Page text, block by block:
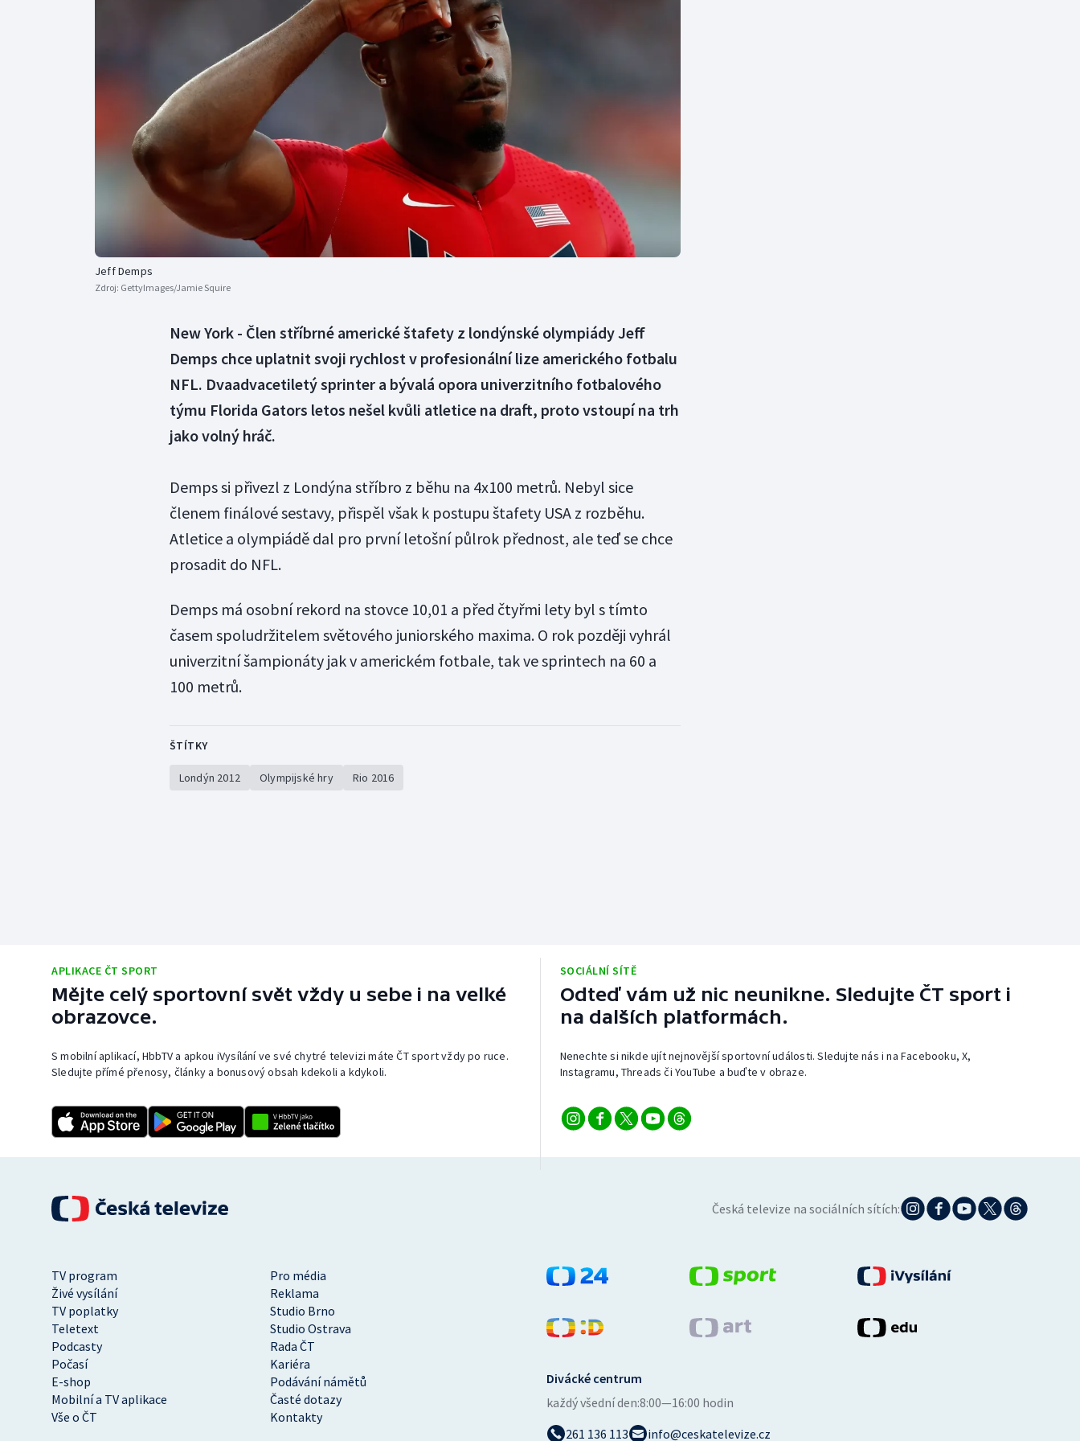
Dostihy
Florbal
Futsal
Gymnastika
Moderní pětiboj
Motorsport
Olympijské hry
Parasport
Plážový volejbal
Jeff Demps
Zdroj: GettyImages/Jamie Squire
New York - Člen stříbrné americké štafety z londýnské olympiády Jeff
Demps chce uplatnit svoji rychlost v profesionální lize amerického fotbalu
NFL. Dvaadvacetiletý sprinter a bývalá opora univerzitního fotbalového
týmu Florida Gators letos nešel kvůli atletice na draft, proto vstoupí na trh
jako volný hráč.
Demps si přivezl z Londýna stříbro z běhu na 4x100 metrů. Nebyl sice
členem finálové sestavy, přispěl však k postupu štafety USA z rozběhu.
Atletice a olympiádě dal pro první letošní půlrok přednost, ale teď se chce
prosadit do NFL.
Demps má osobní rekord na stovce 10,01 a před čtyřmi lety byl s tímto
časem spoludržitelem světového juniorského maxima. O rok později vyhrál
univerzitní šampionáty jak v americkém fotbale, tak ve sprintech na 60 a
100 metrů.
ŠTÍTKY
Londýn 2012 Olympijské hry Rio 2016
APLIKACE ČT SPORT
Mějte celý sportovní svět vždy u sebe i na velké
obrazovce.
S mobilní aplikací, HbbTV a apkou iVysílání ve své chytré televizi máte ČT sport vždy po ruce.
Sledujte přímé přenosy, články a bonusový obsah kdekoli a kdykoli.
SOCIÁLNÍ SÍTĚ
Odteď vám už nic neunikne. Sledujte ČT sport i
na dalších platformách.
Nenechte si nikde ujít nejnovější sportovní události. Sledujte nás i na Facebooku, X,
Instagramu, Threads či YouTube a buďte v obraze.
Česká televize na sociálních sítích:
TV program
Pro média
Živé vysílání
Reklama
TV poplatky
Studio Brno
Teletext
Studio Ostrava
Podcasty
Rada ČT
Počasí
Kariéra
E-shop
Podávání námětů
Mobilní a TV aplikace
Časté dotazy
Vše o ČT
Kontakty
Divácké centrum
každý všední den:8:00—16:00 hodin
261 136 113
info@ceskatelevize.cz